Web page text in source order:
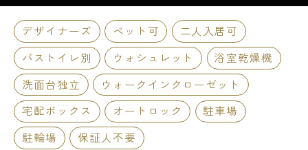
デザイナーズ ペット可
二人入居可
バストイレ別
ウォシュレット
浴室乾燥機
洗面台独立
ウォークインクローゼット
宅配ボックス
オートロック
駐車場
駐輪場
保証人不要